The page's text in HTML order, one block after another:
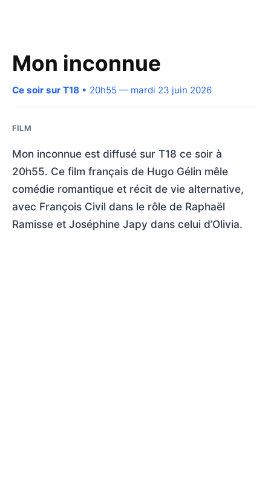
Mon inconnue
Ce soir sur T18 • 20h55 — mardi 23 juin 2026
FILM
Mon inconnue est diffusé sur T18 ce soir à
20h55. Ce film français de Hugo Gélin mêle
comédie romantique et récit de vie alternative,
avec François Civil dans le rôle de Raphaël
Ramisse et Joséphine Japy dans celui d’Olivia.